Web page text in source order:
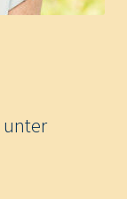
unter